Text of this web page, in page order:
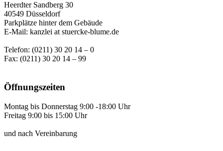
Heerdter Sandberg 30
40549 Düsseldorf
Parkplätze hinter dem Gebäude
E-Mail: kanzlei at stuercke-blume.de
Telefon: (0211) 30 20 14 – 0
Fax: (0211) 30 20 14 – 99
Öffnungszeiten
Montag bis Donnerstag 9:00 -18:00 Uhr
Freitag 9:00 bis 15:00 Uhr
und nach Vereinbarung